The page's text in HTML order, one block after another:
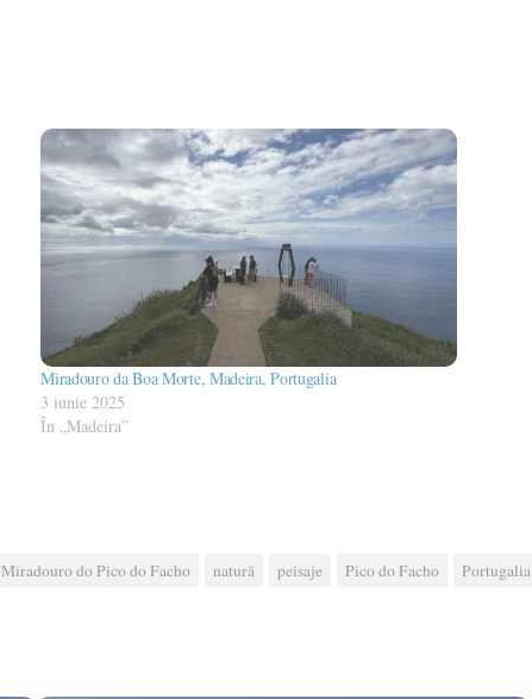
Miradouro da Boa Morte, Madeira, Portugalia
3 iunie 2025
În „Madeira”
Miradouro do Pico do Facho natură peisaje Pico do Facho Portugalia